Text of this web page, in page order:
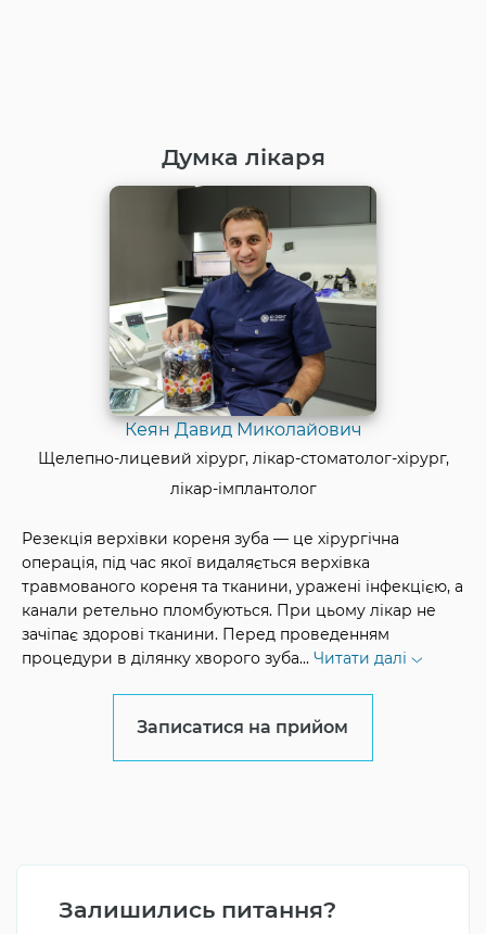
Думка лікаря
Кеян Давид Миколайович
Щелепно-лицевий хірург, лікар-стоматолог-хірург,
лікар-імплантолог
Резекція верхівки кореня зуба — це хірургічна
операція, під час якої видаляється верхівка
травмованого кореня та тканини, уражені інфекцією, а
канали ретельно пломбуються. При цьому лікар не
зачіпає здорові тканини. Перед проведенням
процедури в ділянку хворого зуба... Читати далі
Записатися на прийом
Залишились питання?